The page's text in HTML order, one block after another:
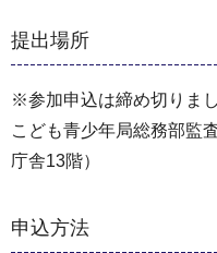
提出場所
※参加申込は締め切りまし
こども⻘少年局総務部監
庁舎13階）
申込方法